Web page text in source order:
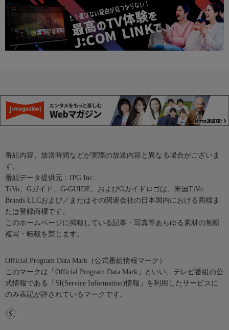
番組内容、放送時間などが実際の放送内容と異なる場合がございま
す。
番組データ提供元：IPG Inc.
TiVo、Gガイド、G-GUIDE、およびGガイドロゴは、米国TiVo
Brands LLCおよび／またはその関連会社の日本国内における商標ま
たは登録商標です。
このホームページに掲載している記事・写真等あらゆる素材の無断
複写・転載を禁じます。
Official Program Data Mark（公式番組情報マーク）
このマークは「Official Program Data Mark」といい、テレビ番組の公
式情報である「SI(Service Information)情報」を利用したサービスに
のみ表記が許されているマークです。